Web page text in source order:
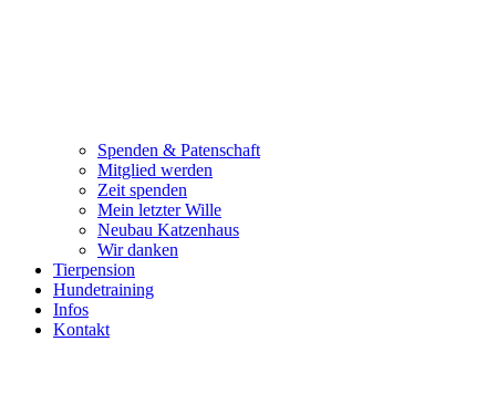
Spenden & Patenschaft
Mitglied werden
Zeit spenden
Mein letzter Wille
Neubau Katzenhaus
Wir danken
Tierpension
Hundetraining
Infos
Kontakt